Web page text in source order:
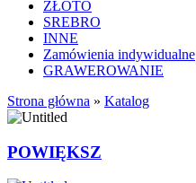
ZŁOTO
SREBRO
INNE
Zamówienia indywidualne
GRAWEROWANIE
Strona główna » Katalog
POWIĘKSZ